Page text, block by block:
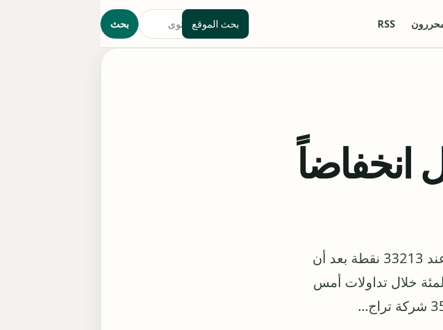
RSS بحث الموقع بحث
انخفاضاً
أغلق مؤشر بورصة كراتشي كبرى أسواق الأسهم الباكستانية عند 33213 نقطة بعد أن
قدره 418 نقطة أو ما يعادل 1.24 في المئة خلال تداولات أمس